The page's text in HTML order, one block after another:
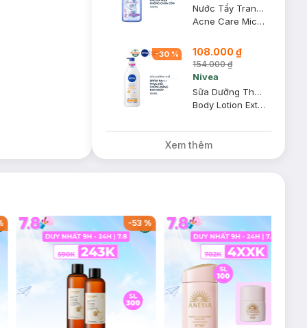
Nước Tẩy Trang Nivea Ngăn Ngừa Mụn 400ml
Acne Care Micellar Water
-30 % 108.000 ₫
154.000 ₫
Nivea
Sữa Dưỡng Thể Nivea Phục Hồi & Chống Nắng Ban Ngày 350ml
Body Lotion Extra Bright Repair & Protect SPF30 PA+++
Xem thêm
-53%